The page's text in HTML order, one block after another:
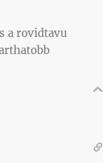
a rovidtavu